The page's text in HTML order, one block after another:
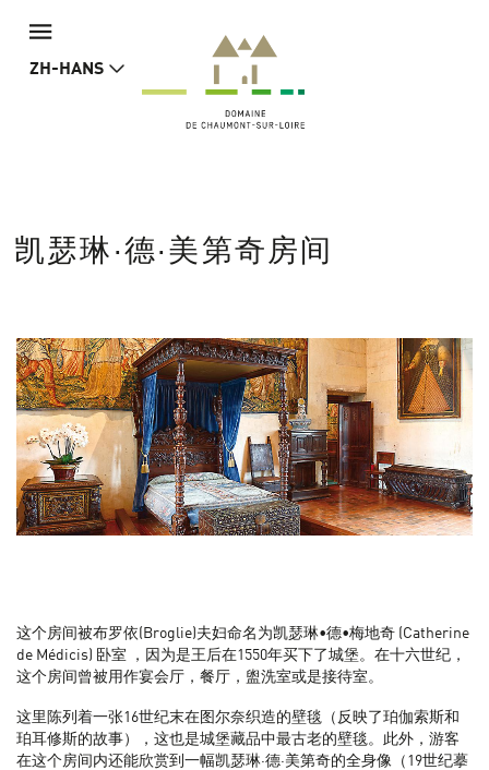
ZH-HANS
凯瑟琳·德·美第奇房间
这个房间被布罗依(Broglie)夫妇命名为凯瑟琳•德•梅地奇 (Catherine
de Médicis) 卧室 ，因为是王后在1550年买下了城堡。在十六世纪，
这个房间曾被用作宴会厅，餐厅，盥洗室或是接待室。
这里陈列着一张16世纪末在图尔奈织造的壁毯（反映了珀伽索斯和
珀耳修斯的故事），这也是城堡藏品中最古老的壁毯。此外，游客
在这个房间内还能欣赏到一幅凯瑟琳·德·美第奇的全身像（19世纪摹